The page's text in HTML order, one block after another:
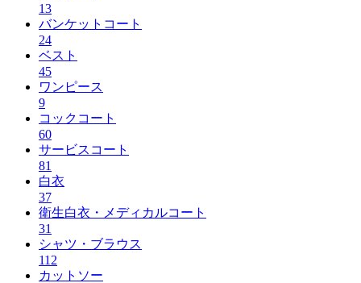
13
バンケットコート
24
ベスト
45
ワンピース
9
コックコート
60
サービスコート
81
白衣
37
衛生白衣・メディカルコート
31
シャツ・ブラウス
112
カットソー